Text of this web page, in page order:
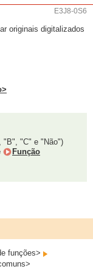
E3J8-0S6
originais digitalizados
"B", "C" e "Não")
Função
funções>